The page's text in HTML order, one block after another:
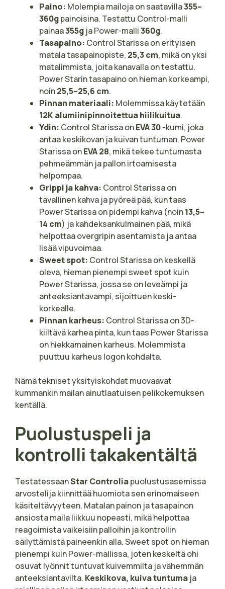
Paino: Molempia mailoja on saatavilla355–
360gpainoisina. Testattu Control-malli
painaa355g ja Power-malli360g.
Tasapaino: Control Starissa on erityisen
matala tasapainopiste, 25,3 cm, mikä on yksi
matalimmista, joita kanavalla on testattu.
Power Starin tasapaino on hieman korkeampi,
noin25,5–25,6 cm.
Pinnan materiaali: Molemmissa käytetään
12K alumiinipinnoitettua hiilikuitua.
Ydin: Control Starissa onEVA 30-kumi, joka
antaa keskikovan ja kuivan tuntuman. Power
Starissa onEVA 28, mikä tekee tuntumasta
pehmeämmän ja pallon irtoamisesta
helpompaa.
Grippi ja kahva: Control Starissa on
tavallinen kahva ja pyöreä pää, kun taas
Power Starissa on pidempi kahva (noin13,5–
14 cm) ja kahdeksankulmainen pää, mikä
helpottaa overgripin asentamista ja antaa
lisää vipuvoimaa.
Sweet spot: Control Starissa on keskellä
oleva, hieman pienempi sweet spot kuin
Power Starissa, jossa se on leveämpi ja
anteeksiantavampi, sijoittuen keski-
korkealle.
Pinnan karheus: Control Starissa on 3D-
kiiltävä karhea pinta, kun taas Power Starissa
on hiekkamainen karheus. Molemmista
puuttuu karheus logon kohdalta.
Nämä tekniset yksityiskohdat muovaavat
kummankin mailan ainutlaatuisen pelikokemuksen
kentällä.
Puolustuspeli ja
kontrolli takakentältä
TestatessaanStar Controliapuolustusasemissa
arvostelija kiinnittää huomiota sen erinomaiseen
käsiteltävyyteen. Matalan painon ja tasapainon
ansiosta maila liikkuu nopeasti, mikä helpottaa
reagoimista vaikeisiin palloihin ja kontrollin
säilyttämistä paineenkin alla. Sweet spot on hieman
pienempi kuin Power-mallissa, joten keskeltä ohi
osuvat lyönnit tuntuvat kuivemmilta ja vähemmän
anteeksiantavilta. Keskikova, kuiva tuntuma ja